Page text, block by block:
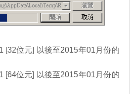
[32位元] 以後至2015年01月份的
[64位元] 以後至2015年01月份的